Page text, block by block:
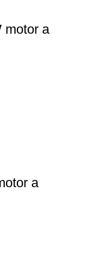
motor a
a